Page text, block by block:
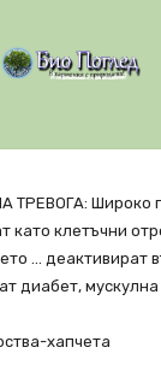
ТРЕВОГА: Широко
като клетъчни
… деактивират
диабет, мускулна
хапчета